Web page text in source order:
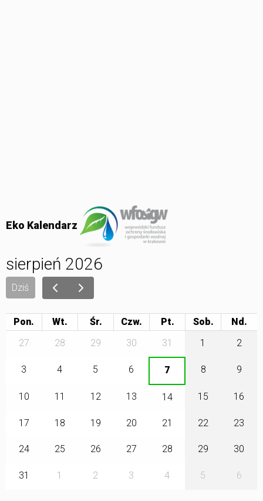
Eko Kalendarz
sierpień 2026
Dziś
Pon. Wt. Śr. Czw. Pt.
Sob.
27
28 29 30 31 1 2
3 4 5 6 7 8 9
10 11 12 13 14 15 16
17 18 19 20 21 22 23
24 25 26 27 28 29 30
31 1 2 3 4 5 6